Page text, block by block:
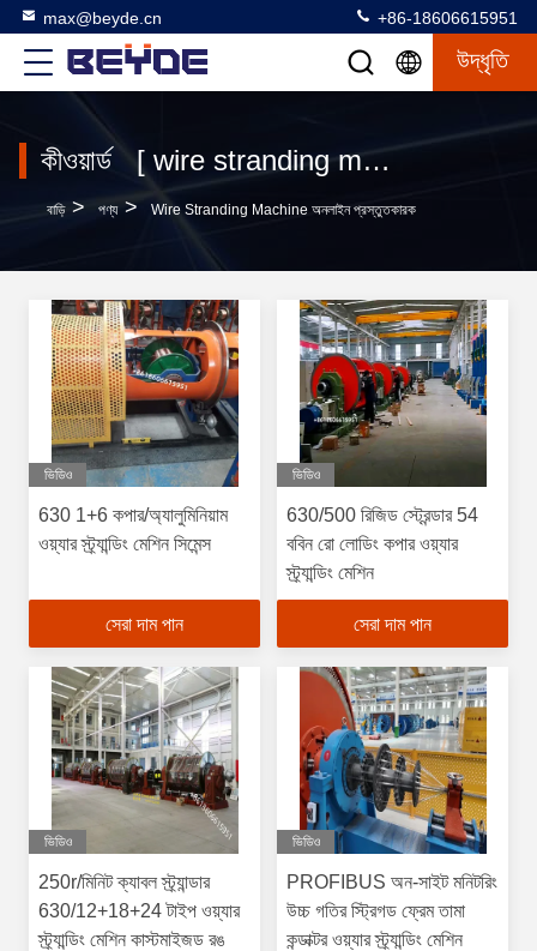
max@beyde.cn +86-18606615951
উদ্ধৃতি
কীওয়ার্ড [ wire stranding machine ] মিল 120 পণ্য
বাড়ি > পণ্য > Wire Stranding Machine অনলাইন প্রস্তুতকারক
ভিডিও
630 1+6 কপার/অ্যালুমিনিয়াম
ওয়্যার স্ট্র্যান্ডিং মেশিন সিমেন্স
সেরা দাম পান
ভিডিও
630/500 রিজিড স্ট্রেন্ডার 54
ববিন রো লোডিং কপার ওয়্যার
স্ট্র্যান্ডিং মেশিন
সেরা দাম পান
ভিডিও
250r/মিনিট ক্যাবল স্ট্র্যান্ডার
630/12+18+24 টাইপ ওয়্যার
স্ট্র্যান্ডিং মেশিন কাস্টমাইজড রঙ
ভিডিও
PROFIBUS অন-সাইট মনিটরিং
উচ্চ গতির স্ট্রিগড ফ্রেম তামা
কন্ডাক্টর ওয়্যার স্ট্র্যান্ডিং মেশিন